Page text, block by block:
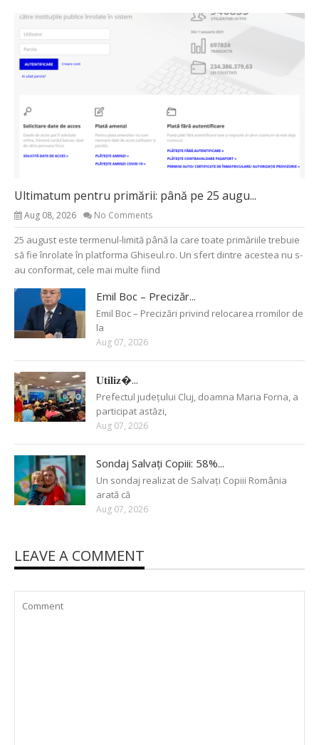
Ultimatum pentru primării: până pe 25 augu...
Aug 08, 2026 No Comments
25 august este termenul-limită până la care toate primăriile trebuie
să fie înrolate în platforma Ghiseul.ro. Un sfert dintre acestea nu s-
au conformat, cele mai multe fiind
Emil Boc – Precizăr...
Emil Boc – Precizări privind relocarea rromilor de
la
Aug 07, 2026
𝐔𝐭𝐢𝐥𝐢𝐳�...
Prefectul județului Cluj, doamna Maria Forna, a
participat astăzi,
Aug 07, 2026
Sondaj Salvați Copiii: 58%...
Un sondaj realizat de Salvați Copiii România
arată că
Aug 07, 2026
LEAVE A COMMENT